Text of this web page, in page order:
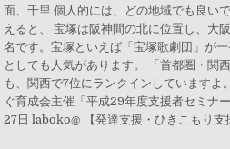
面、千里 個人的には、どの地域でも良い
えると、 宝塚は阪神間の北に位置し、大
名です。宝塚といえば「宝塚歌劇団」が
としても人気があります。 「首都圏・関
も、関西で7位にランクインしていますよ
ぐ育成会主催「平成29年度支援者セミナ
27日 laboko@ 【発達支援・ひきこもり